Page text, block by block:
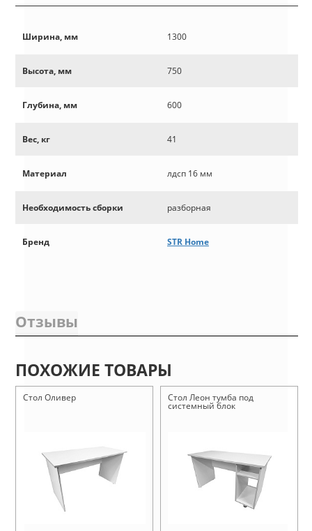
Ширина, мм 1300
Высота, мм 750
Глубина, мм 600
Вес, кг 41
Материал лдсп 16 мм
Необходимость сборки разборная
Бренд STR Home
Отзывы
ПОХОЖИЕ ТОВАРЫ
Стол Оливер Стол Леон тумба под
системный блок